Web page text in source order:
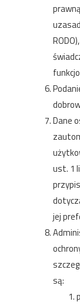
Dane
ust. 1
jej
są: